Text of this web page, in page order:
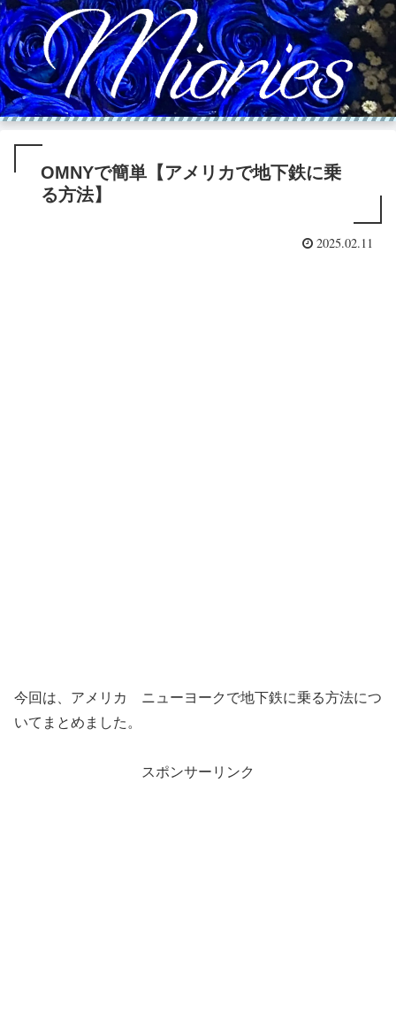
OMNYで簡単【アメリカで地下鉄に乗
る方法】
2025.02.11
今回は、アメリカ ニューヨークで地下鉄に乗る方法につ
いてまとめました。
スポンサーリンク